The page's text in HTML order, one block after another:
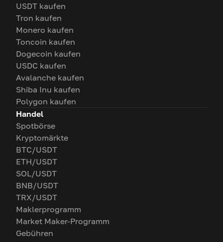
USDT kaufen
Tron kaufen
Monero kaufen
Toncoin kaufen
Dogecoin kaufen
USDC kaufen
Avalanche kaufen
Shiba Inu kaufen
Polygon kaufen
Handel
Spotbörse
Kryptomärkte
BTC/USDT
ETH/USDT
SOL/USDT
BNB/USDT
TRX/USDT
Maklerprogramm
Market Maker-Programm
Gebühren